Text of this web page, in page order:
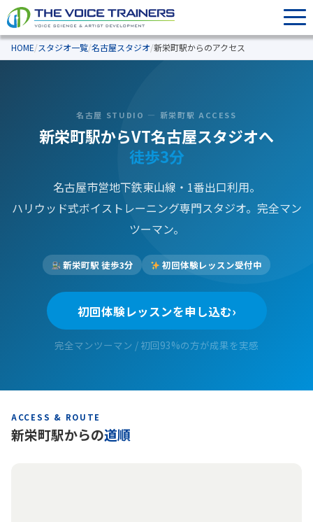
HOME/スタジオ一覧/名古屋スタジオ/新栄町駅からのアクセス
名古屋 STUDIO — 新栄町駅 ACCESS
新栄町駅からVT名古屋スタジオへ
徒歩3分
名古屋市営地下鉄東山線・1番出口利用。
ハリウッド式ボイストレーニング専門スタジオ。完全マン
ツーマン。
新栄町駅 徒歩3分 初回体験レッスン受付中
初回体験レッスンを申し込む
完全マンツーマン / 初回93%の方が成果を実感
ACCESS & ROUTE
新栄町駅からの道順